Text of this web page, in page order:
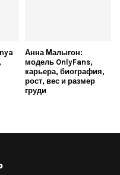
Анна Малыгон:
модель OnlyFans,
карьера, биография,
рост, вес и размер
груди